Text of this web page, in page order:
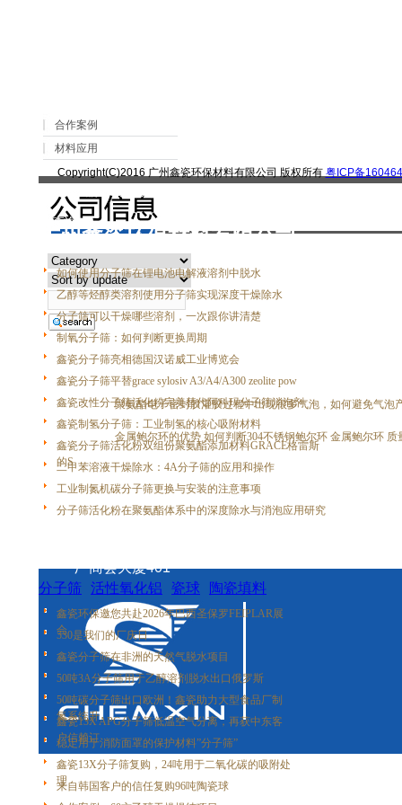
合作案例
材料应用
查询
上一篇：聚氨酯电子密封胶灌胶过程中出现很多气泡，如何避免气泡
金属鲍尔环的优势 如何判断304不锈钢鲍尔环 金属鲍尔环 质
Copyright(C)2016 广州鑫瓷环保材料有限公司 版权所有 粤ICP备
联系我们
广州鑫瓷环保材料有限公司
如何使用分子筛在锂电池电解液溶剂中脱水
乙醇等烃醇类溶剂使用分子筛实现深度干燥除水
分子筛可以干燥哪些溶剂，一次跟你讲清楚
制氧分子筛：如何判断更换周期
鑫瓷分子筛亮相德国汉诺威工业博览会
鑫瓷分子筛平替grace sylosiv A3/A4/A300 zeolite pow
鑫瓷改性分子筛活化粉完美替代阿科玛分子筛消泡剂
鑫瓷制氢分子筛：工业制氢的核心吸附材料
鑫瓷分子筛活化粉双组份聚氨酯添加材料GRACE格雷斯
的S
二甲苯溶液干燥除水：4A分子筛的应用和操作
工业制氮机碳分子筛更换与安装的注意事项
分子筛活化粉在聚氨酯体系中的深度除水与消泡应用研究
厂商会大厦401
分子筛 活性氧化铝 瓷球
陶瓷填料
金属填料 塑料填料
鑫瓷环保邀您共赴2026年巴西圣保罗FEIPLAR展
会
530是我们的厂庆日
鑫瓷分子筛在非洲的天然气脱水项目
50吨3A分子筛用于乙醇溶剂脱水出口俄罗斯
50吨碳分子筛出口欧洲！鑫瓷助力大型食品厂制
氮系统升
鑫瓷13X APG分子筛低温空气分离，再获中东客
户信赖订
稳定用于消防面罩的保护材料”分子筛”
鑫瓷13X分子筛复购，24吨用于二氧化碳的吸附处
理
来自韩国客户的信任复购96吨陶瓷球